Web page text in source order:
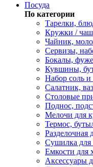
Посуда
По категории
Тарелки,
Кружки /
Чайник,
Сервизы,
Бокалы,
Кувшины,
Набор соль
Салатник,
Столовые
Поднос,
Мелочи для
Термос,
Разделочная
Сушилка для
Емкости для
Аксессуары